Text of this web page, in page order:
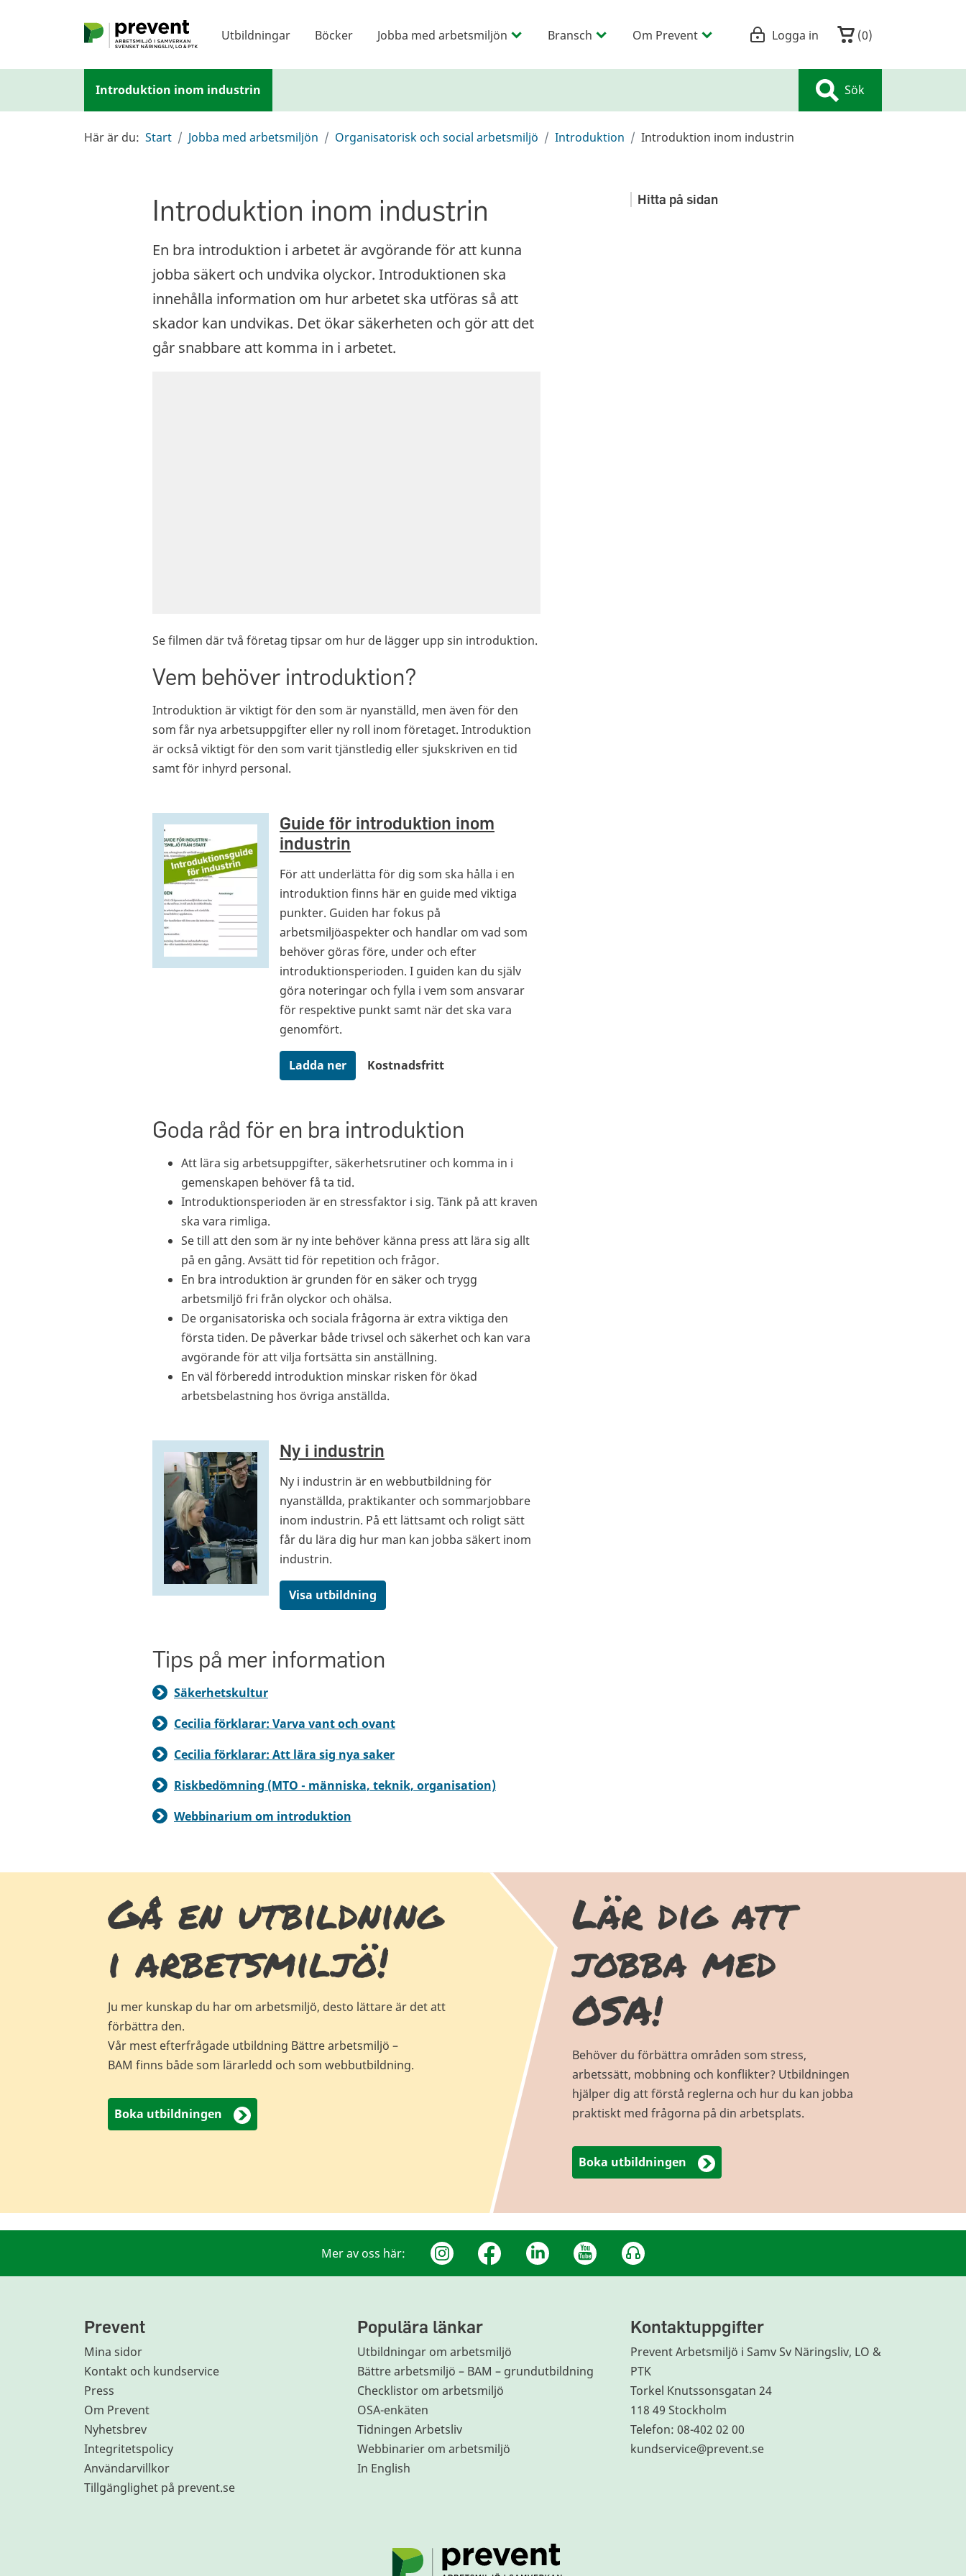
Hoppa till huvudinnehållet
Utbildningar Böcker Jobba med arbetsmiljön Bransch Om Prevent Logga in (0)
Introduktion inom industrin Sök
Här är du: Start Jobba med arbetsmiljön Organisatorisk och social arbetsmiljö Introduktion Introduktion inom industrin
Introduktion inom industrin
En bra introduktion i arbetet är avgörande för att kunna
jobba säkert och undvika olyckor. Introduktionen ska
innehålla information om hur arbetet ska utföras så att
skador kan undvikas. Det ökar säkerheten och gör att det
går snabbare att komma in i arbetet.
Se filmen där två företag tipsar om hur de lägger upp sin introduktion.
Vem behöver introduktion?
Introduktion är viktigt för den som är nyanställd, men även för den
som får nya arbetsuppgifter eller ny roll inom företaget. Introduktion
är också viktigt för den som varit tjänstledig eller sjukskriven en tid
samt för inhyrd personal.
Guide för introduktion inom
industrin
För att underlätta för dig som ska hålla i en
introduktion finns här en guide med viktiga
punkter. Guiden har fokus på
arbetsmiljöaspekter och handlar om vad som
behöver göras före, under och efter
introduktionsperioden. I guiden kan du själv
göra noteringar och fylla i vem som ansvarar
för respektive punkt samt när det ska vara
genomfört.
Ladda ner Kostnadsfritt
Goda råd för en bra introduktion
Att lära sig arbetsuppgifter, säkerhetsrutiner och komma in i
gemenskapen behöver få ta tid.
Introduktionsperioden är en stressfaktor i sig. Tänk på att kraven
ska vara rimliga.
Se till att den som är ny inte behöver känna press att lära sig allt
på en gång. Avsätt tid för repetition och frågor.
En bra introduktion är grunden för en säker och trygg
arbetsmiljö fri från olyckor och ohälsa.
De organisatoriska och sociala frågorna är extra viktiga den
första tiden. De påverkar både trivsel och säkerhet och kan vara
avgörande för att vilja fortsätta sin anställning.
En väl förberedd introduktion minskar risken för ökad
arbetsbelastning hos övriga anställda.
Ny i industrin
Ny i industrin är en webbutbildning för
nyanställda, praktikanter och sommarjobbare
inom industrin. På ett lättsamt och roligt sätt
får du lära dig hur man kan jobba säkert inom
industrin.
Visa utbildning
Tips på mer information
Säkerhetskultur
Cecilia förklarar: Varva vant och ovant
Cecilia förklarar: Att lära sig nya saker
Riskbedömning (MTO - människa, teknik, organisation)
Webbinarium om introduktion
Hitta på sidan
Gå en utbildning
i arbetsmiljö!
Ju mer kunskap du har om arbetsmiljö, desto lättare är det att
förbättra den.
Vår mest efterfrågade utbildning Bättre arbetsmiljö –
BAM finns både som lärarledd och som webbutbildning.
Boka utbildningen
Lär dig att
jobba med
OSA!
Behöver du förbättra områden som stress,
arbetssätt, mobbning och konflikter? Utbildningen
hjälper dig att förstå reglerna och hur du kan jobba
praktiskt med frågorna på din arbetsplats.
Boka utbildningen
Mer av oss här:
Prevent
Mina sidor
Kontakt och kundservice
Press
Om Prevent
Nyhetsbrev
Integritetspolicy
Användarvillkor
Tillgänglighet på prevent.se
Populära länkar
Utbildningar om arbetsmiljö
Bättre arbetsmiljö – BAM – grundutbildning
Checklistor om arbetsmiljö
OSA-enkäten
Tidningen Arbetsliv
Webbinarier om arbetsmiljö
In English
Kontaktuppgifter
Prevent Arbetsmiljö i Samv Sv Näringsliv, LO &
PTK
Torkel Knutssonsgatan 24
118 49 Stockholm
Telefon: 08-402 02 00
kundservice@prevent.se